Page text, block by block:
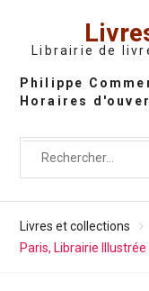
Librairie de
Livres et collections
Paris, Librairie